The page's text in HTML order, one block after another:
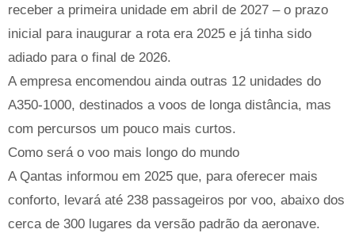
receber a primeira unidade em abril de 2027 – o prazo
inicial para inaugurar a rota era 2025 e já tinha sido
adiado para o final de 2026.
A empresa encomendou ainda outras 12 unidades do
A350-1000, destinados a voos de longa distância, mas
com percursos um pouco mais curtos.
Como será o voo mais longo do mundo
A Qantas informou em 2025 que, para oferecer mais
conforto, levará até 238 passageiros por voo, abaixo dos
cerca de 300 lugares da versão padrão da aeronave.